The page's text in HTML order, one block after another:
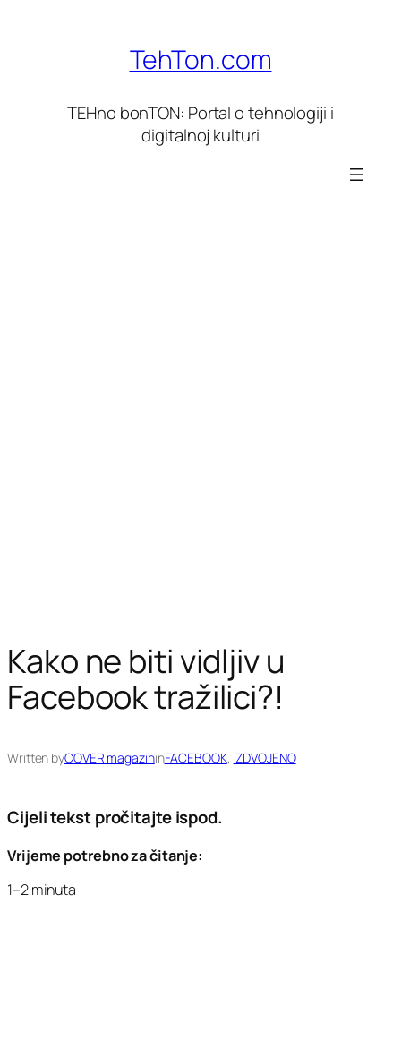
TehTon.com
TEHno bonTON: Portal o tehnologiji i
digitalnoj kulturi
Kako ne biti vidljiv u
Facebook tražilici?!
Written byCOVER magazininFACEBOOK, IZDVOJENO
Cijeli tekst pročitajte ispod.
Vrijeme potrebno za čitanje:
1–2 minuta